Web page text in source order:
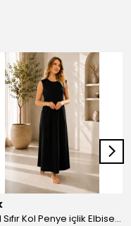
2051 Sıfır Kol Penye içlik Elbise - Siyah